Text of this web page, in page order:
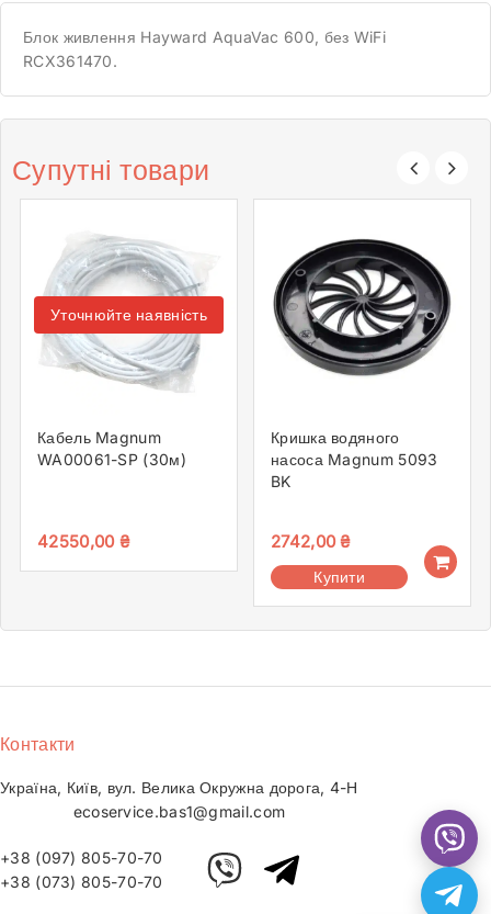
Блок живлення Hayward AquaVac 600, без WiFi
RCX361470.
Супутні товари
Уточнюйте наявність
Кабель Magnum
WA00061-SP (30м)
42550,00 ₴
Кришка водяного
насоса Magnum 5093
BK
2742,00₴
Купити
Контакти
Україна, Київ, вул. Велика Окружна дорога, 4-Н
ecoservice.bas1@gmail.com
+38 (097) 805-70-70
+38 (073) 805-70-70